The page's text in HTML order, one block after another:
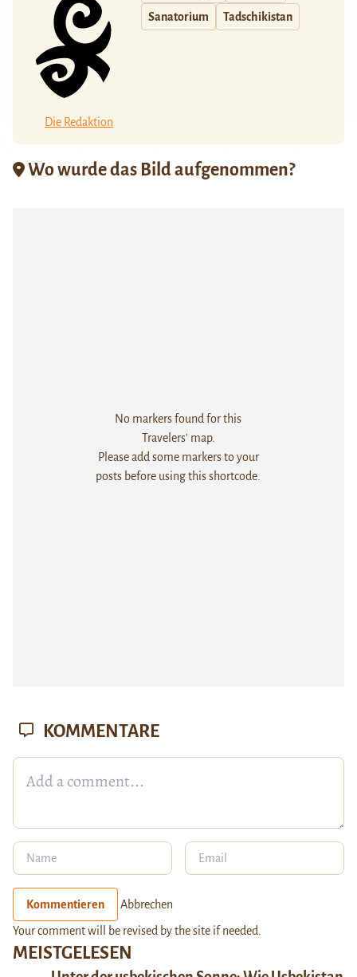
Die Redaktion
Sanatorium Tadschikistan
Wo wurde das Bild aufgenommen?
No markers found for this
Travelers' map.
Please add some markers to your
posts before using this shortcode.
MEISTGELESEN
KOMMENTARE
Kommentieren Abbrechen
Your comment will be revised by the site if needed.